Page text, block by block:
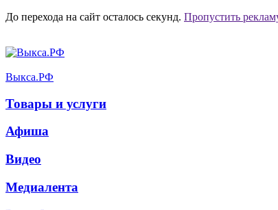
До перехода на сайт осталось секунд. Пропустить
Выкса.РФ
Товары и услуги
Афиша
Видео
Медиалента